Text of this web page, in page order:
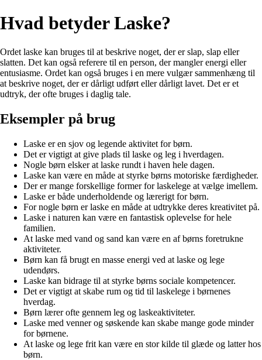
Hvad betyder Laske?
Ordet laske kan bruges til at beskrive noget, der er slap, slap eller
slatten. Det kan også referere til en person, der mangler energi eller
entusiasme. Ordet kan også bruges i en mere vulgær sammenhæng til
at beskrive noget, der er dårligt udført eller dårligt lavet. Det er et
udtryk, der ofte bruges i daglig tale.
Eksempler på brug
Laske er en sjov og legende aktivitet for børn.
Det er vigtigt at give plads til laske og leg i hverdagen.
Nogle børn elsker at laske rundt i haven hele dagen.
Laske kan være en måde at styrke børns motoriske færdigheder.
Der er mange forskellige former for laskelege at vælge imellem.
Laske er både underholdende og lærerigt for børn.
For nogle børn er laske en måde at udtrykke deres kreativitet på.
Laske i naturen kan være en fantastisk oplevelse for hele
familien.
At laske med vand og sand kan være en af børns foretrukne
aktiviteter.
Børn kan få brugt en masse energi ved at laske og lege
udendørs.
Laske kan bidrage til at styrke børns sociale kompetencer.
Det er vigtigt at skabe rum og tid til laskelege i børnenes
hverdag.
Børn lærer ofte gennem leg og laskeaktiviteter.
Laske med venner og søskende kan skabe mange gode minder
for børnene.
At laske og lege frit kan være en stor kilde til glæde og latter hos
børn.